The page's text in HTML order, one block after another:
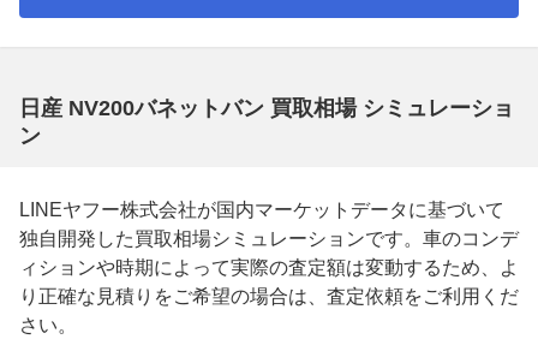
日産 NV200バネットバン 買取相場 シミュレーショ
ン
LINEヤフー株式会社が国内マーケットデータに基づいて
独自開発した買取相場シミュレーションです。車のコンデ
ィションや時期によって実際の査定額は変動するため、よ
り正確な見積りをご希望の場合は、査定依頼をご利用くだ
さい。